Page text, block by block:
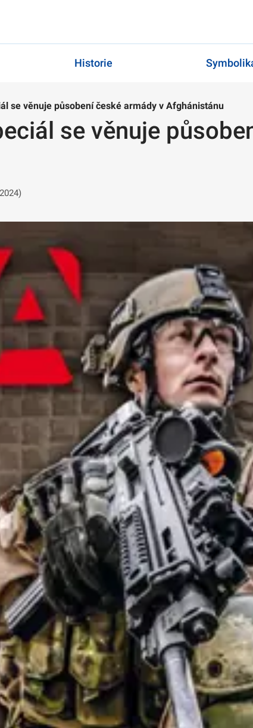
Historie
se věnuje působení české armády v Afghánistánu
se věnuje